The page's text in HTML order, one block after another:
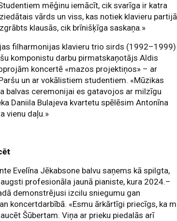
mēģinu iemācīt, cik svarīga ir katra
vārds un viss, kas notiek klavieru
klausās, cik brīnišķīga saskaņa.»
filharmonijas klavieru trio sirds (1992–1999)
komponistu darbu pirmatskaņotājs Aldis
koncertē «mazos projektiņos» – ar
un ar vokālistiem studentiem. «Mūzikas
balvas ceremonijai es gatavojos ar milzīgu
Daniila Bulajeva kvartetu spēlēsim Antonīna
vienu daļu.»
Evelīna Jēkabsone balvu saņems kā spilgta,
profesionāla jaunā pianiste, kura 2024.–
demonstrējusi izcilu sniegumu gan
koncertdarbībā. «Esmu ārkārtīgi priecīgs, ka
Šūbertam. Viņa ar prieku piedalās arī